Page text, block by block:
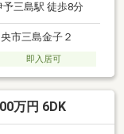
予三島駅 徒歩8分
市三島金子２
即入居可
万円 6DK